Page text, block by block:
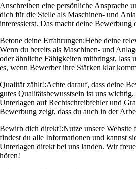
Anschreiben eine persönliche Ansprache
dich für die Stelle als Maschinen- und
interessierst. Das macht deine Bewerbung
Betone deine Erfahrungen:Hebe deine
Wenn du bereits als Maschinen- und
oder ähnliche Fähigkeiten mitbringst, lass
es, wenn Bewerber ihre Stärken klar
Qualität zählt!:Achte darauf, dass deine
gutes Qualitätsbewusstsein ist uns
Unterlagen auf Rechtschreibfehler und
Bewerbung zeigt, dass du auch in der
Bewirb dich direkt!:Nutze unsere
findest du alle Informationen und kannst
Unterlagen direkt bei uns landen. Wir
hören!